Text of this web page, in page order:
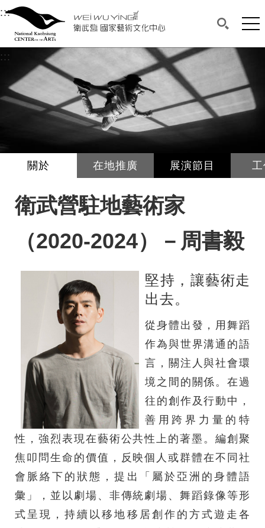
衛武營國家藝術文化中心
中央內容區塊，為本頁主要內容區。
:::選單連結區塊，此區塊列有本網站主要連結。
衛武營國家藝術文化中心
搜尋(開
網
::: 中央內容區塊，為本頁主要內容區。
關於 在地推廣 展演節目
衛武營駐地藝術家
（2020-2024）－周書毅
堅持，讓藝術走
出去。
從身體出發，用舞蹈
作為與世界溝通的語
言，關注人與社會環
境之間的關係。在過
往的創作及行動中，
善用跨界力量的特
性，強烈表現在藝術公共性上的著墨。編創聚
焦叩問生命的價值，反映個人或群體在不同社
會脈絡下的狀態，提出「屬於亞洲的身體語
彙」，並以劇場、非傳統劇場、舞蹈錄像等形
式呈現，持續以移地移居創作的方式遊走各